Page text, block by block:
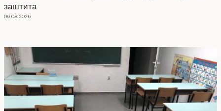
заштита
06.08.2026